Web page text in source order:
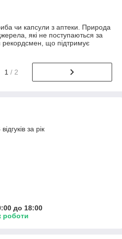
чи капсули з аптеки. Природа
які не поступаються за
що підтримує
1 / 2
за рік
до 18:00
роботи